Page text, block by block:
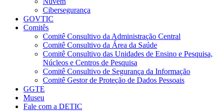
Cibersegurança
GOVTIC
Comitês
Comitê Consultivo da Administração Central
Comitê Consultivo da Área da Saúde
Comitê Consultivo das Unidades de Ensino e Pesquisa,
Núcleos e Centros de Pesquisa
Comitê Consultivo de Segurança da Informação
Comitê Gestor de Proteção de Dados Pessoais
GGTE
Museu
Fale com a DETIC